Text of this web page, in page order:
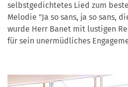
selbstgedichtetes Lied zum
Melodie "Ja so sans, ja so sans,
wurde Herr Banet mit lustigen
für sein unermüdliches